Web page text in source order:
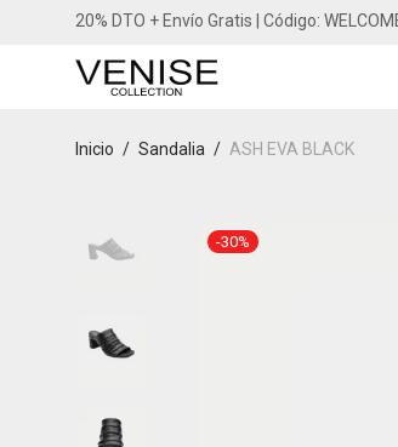
20% DTO + Envío Gratis | Código:
Inicio / Sandalia / ASH EVA BLACK
-30%